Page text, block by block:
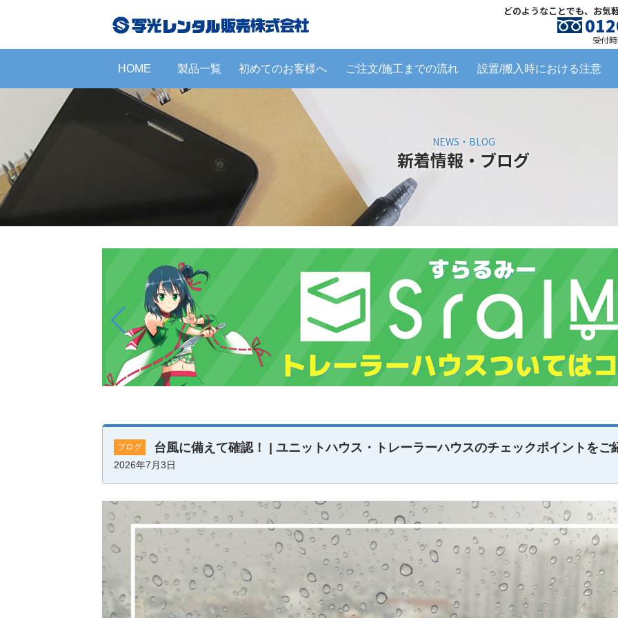
どのようなことでも、お気
受付
HOME 製品一覧 初めてのお客様へ ご注文/施工までの流れ 設置/搬入時における注意
NEWS・BLOG
新着情報・ブログ
ブログ 台風に備えて確認！ | ユニットハウス・トレーラーハウスのチェックポイントをご
2026年7月3日